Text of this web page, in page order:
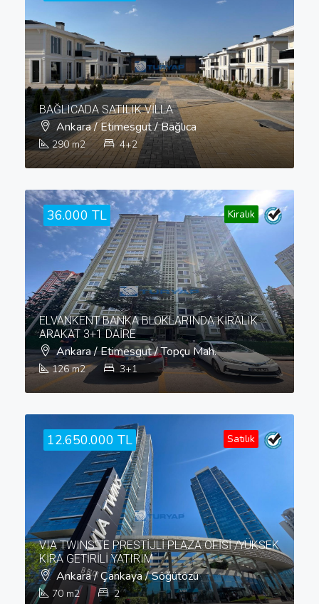
BAĞLICADA SATILIK VİLLA
290 m2 4+2
Ankara / Etimesgut / Bağlıca
36.000 TL Kiralık
ELVANKENT BANKA BLOKLARINDA KİRALIK
ARAKAT 3+1 DAİRE
126 m2 3+1
Ankara / Etimesgut / Topçu Mah.
12.650.000 TL Satılık
VIA TWINS'TE PRESTİJLİ PLAZA OFİSİ /YÜKSEK
KİRA GETİRİLİ YATIRIM
70 m2 2
Ankara / Çankaya / Söğütözü